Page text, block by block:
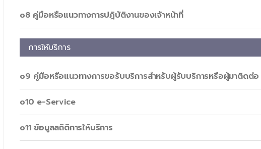
o8 คู่มือหรือแนวทางการปฎิบัติงานของเจ้าหน้าที่
การให้บริการ
o9 คู่มือหรือแนวทางการขอรับบริการสำหรับผู้รับบริการหรือผู้มาติดต่อ
o10 e-Service
o11 ข้อมูลสถิติการให้บริการ